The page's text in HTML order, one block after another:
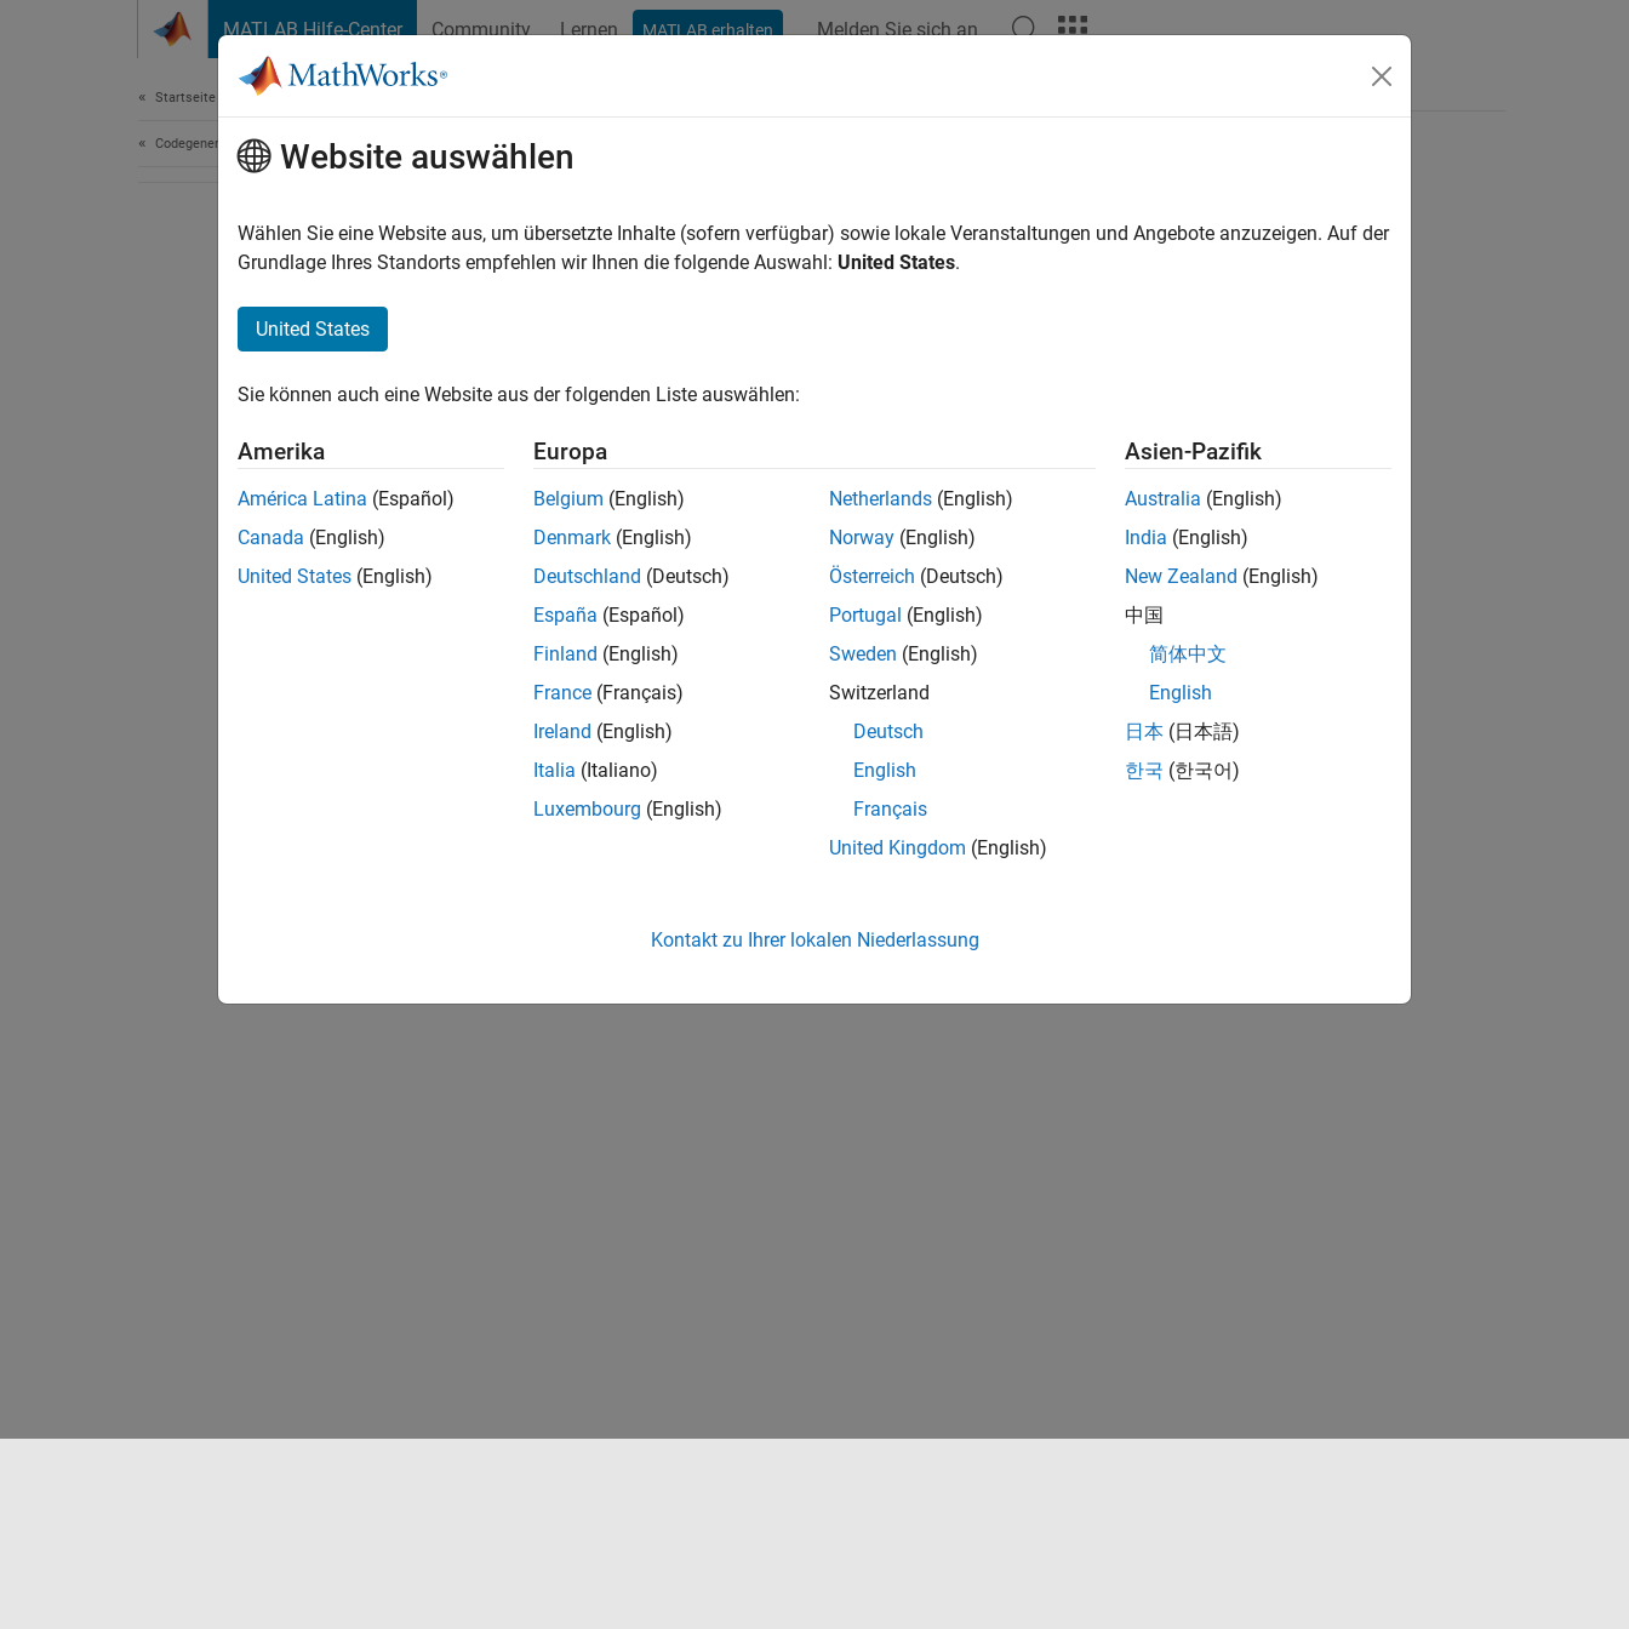
MATLAB Hilfe-Center Community Lernen MATLAB erhalten Melden Sie sich an
Startseite der Dokumentation
Codegenerierung
Antworten
How useful was this information?
Website auswählen
Wählen Sie eine Website aus, um übersetzte Inhalte (sofern verfügbar) sowie lokale Veranstaltungen und Angebote anzuzeigen. Auf der
Grundlage Ihres Standorts empfehlen wir Ihnen die folgende Auswahl: United States.
United States
Sie können auch eine Website aus der folgenden Liste auswählen:
Amerika
América Latina (Español)
Canada (English)
United States (English)
Europa
Belgium (English)
Denmark (English)
Deutschland (Deutsch)
España (Español)
Finland (English)
France (Français)
Ireland (English)
Italia (Italiano)
Luxembourg (English)
Netherlands (English)
Norway (English)
Österreich (Deutsch)
Portugal (English)
Sweden (English)
Switzerland
Deutsch
English
Français
United Kingdom (English)
Asien-Pazifik
Australia (English)
India (English)
New Zealand (English)
中国
简体中文
English
日本 (日本語)
한국 (한국어)
Kontakt zu Ihrer lokalen Niederlassung